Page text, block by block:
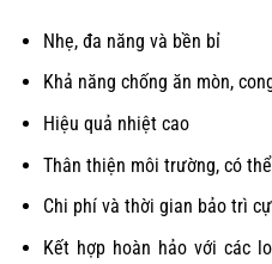
Nhẹ, đa năng và bền bỉ
Khả năng chống ăn mòn,
Hiệu quả nhiệt cao
Thân thiện môi trường, có
Chi phí và thời gian bảo trì
Kết hợp hoàn hảo với các